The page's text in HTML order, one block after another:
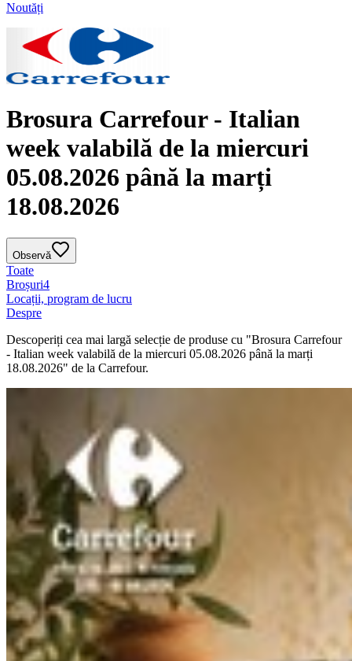
Noutăți
Brosura Carrefour - Italian
week valabilă de la miercuri
05.08.2026 până la marți
18.08.2026
Observă
Toate
Broșuri4
Locații, program de lucru
Despre
Descoperiți cea mai largă selecție de produse cu "Brosura Carrefour
- Italian week valabilă de la miercuri 05.08.2026 până la marți
18.08.2026" de la Carrefour.